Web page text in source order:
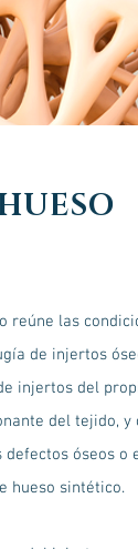
reúne las
de injertos
injertos del
del tejido,
óseos o
hueso sintético.